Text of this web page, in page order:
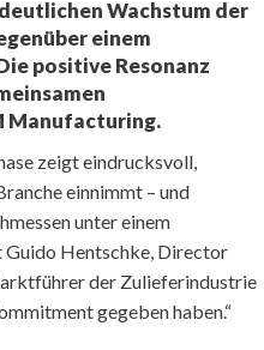
Wachstum der
einem
positive Resonanz
Manufacturing.
zeigt eindrucksvoll,
einnimmt – und
unter einem
Guido Hentschke, Director
der Zulieferindustrie
gegeben haben.“